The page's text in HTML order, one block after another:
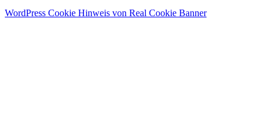
WordPress Cookie Hinweis von Real Cookie Banner